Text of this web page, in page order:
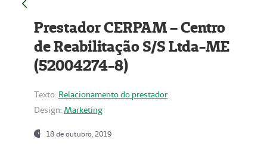
Prestador CERPAM – Centro
de Reabilitação S/S Ltda-ME
(52004274-8)
Texto: Relacionamento do prestador
Design: Marketing
18 de outubro, 2019